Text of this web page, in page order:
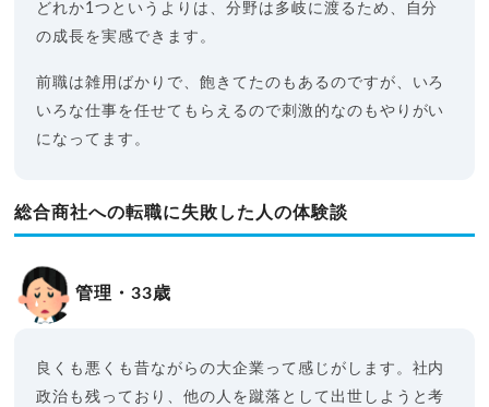
どれか1つというよりは、分野は多岐に渡るため、自分
の成長を実感できます。
前職は雑用ばかりで、飽きてたのもあるのですが、いろ
いろな仕事を任せてもらえるので刺激的なのもやりがい
になってます。
総合商社への転職に失敗した人の体験談
管理・33歳
良くも悪くも昔ながらの大企業って感じがします。社内
政治も残っており、他の人を蹴落として出世しようと考